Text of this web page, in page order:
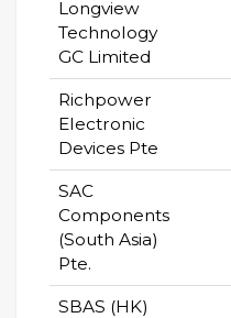
Longview
Technology
GC Limited
Richpower
Electronic
Devices Pte
SAC
Components
(South Asia)
Pte.
SBAS (HK)